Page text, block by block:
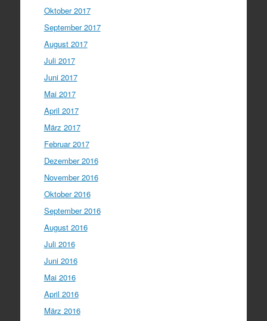
Oktober 2017
September 2017
August 2017
Juli 2017
Juni 2017
Mai 2017
April 2017
März 2017
Februar 2017
Dezember 2016
November 2016
Oktober 2016
September 2016
August 2016
Juli 2016
Juni 2016
Mai 2016
April 2016
März 2016